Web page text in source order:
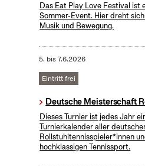
Das Eat Play Love Festival ist
Sommer-Event. Hier dreht
Musik und Bewegung.
5. bis7.6.2026
Eintritt frei
Deutsche Meisterschaft
Dieses Turnier ist jedes Jahr
Turnierkalender aller
Rollstuhltennisspieler*innen
hochklassigen Tennissport.